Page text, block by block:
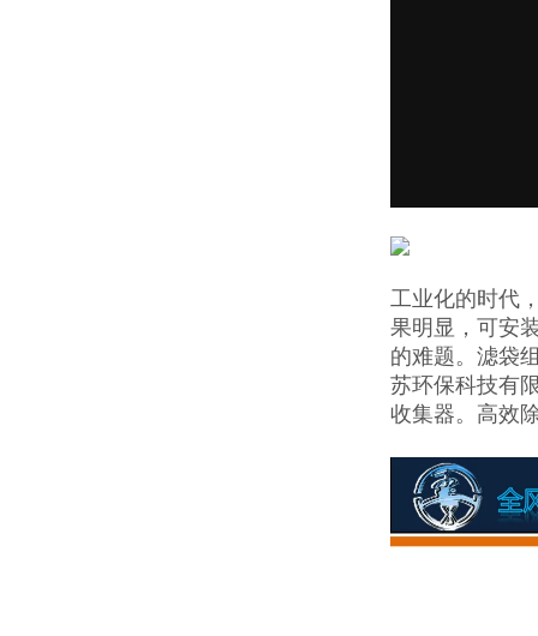
工业化的时代
果明显，可安
的难题。滤袋
苏环保科技有
收集器。高效